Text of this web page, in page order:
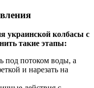
украинской колбасы с
такие этапы:
под потоком воды, а
и нарезать на